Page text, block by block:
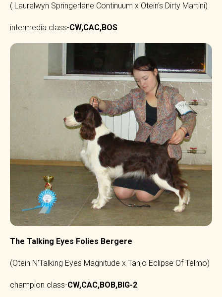
( Laurelwyn Springerlane Continuum x Otein's Dirty Martini)
intermedia class-CW,CAC,BOS
The Talking Eyes Folies Bergere
(Otein N'Talking Eyes Magnitude x Tanjo Eclipse Of Telmo)
champion class-CW,CAC,BOB,BIG-2